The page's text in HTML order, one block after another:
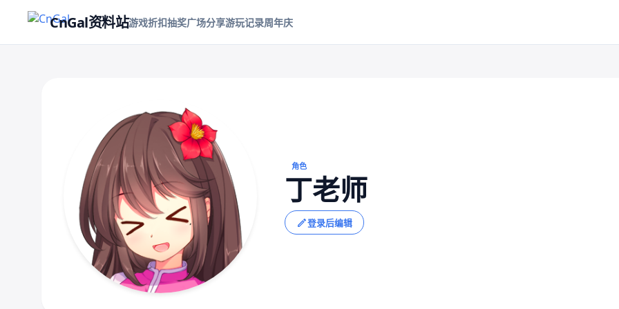
CnGal资料站游戏折扣抽奖广场分享游玩记录周年庆
角色
丁老师
登录后编辑